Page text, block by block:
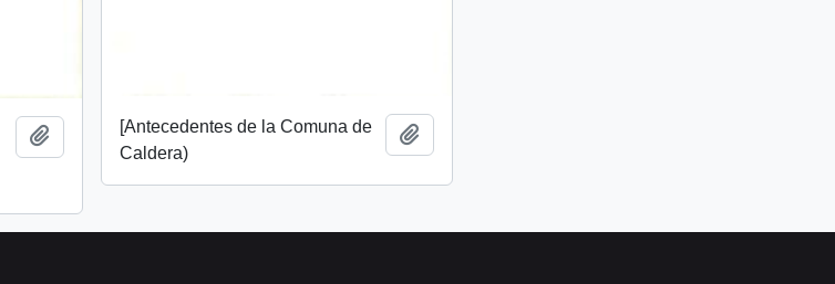
Add to clipboard[Antecedentes de la Comuna de
Caldera)
Add to clipboard